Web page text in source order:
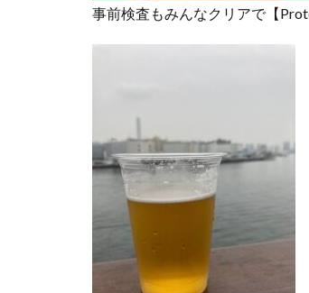
事前検査もみんなクリアで【